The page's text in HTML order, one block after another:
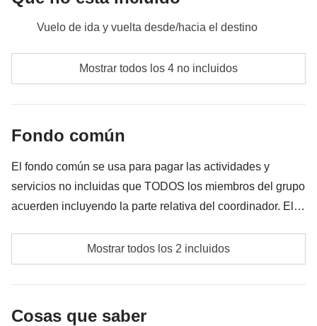
Vuelo de ida y vuelta desde/hacia el destino
Comidas y bebidas donde no esté indicado
meter en la mochila
Todo lo que no se menciona en la sección "Qué está
Mostrar todos los 4 no incluidos
Fondo común
El fondo común se usa para pagar las actividades y
servicios no incluidas que TODOS los miembros del grupo
acuerden incluyendo la parte relativa del coordinador. El
rondará los 50€. En base a las exigencias del lugar, el
importe podrá variar y podría ser necesario incrementarlo,
en cualquier caso se devolverá el restante no utilizado.
Fondo común del coordinador
correspondiente del coordinador. Actividades
Mostrar todos los 2 incluidos
Cosas que saber